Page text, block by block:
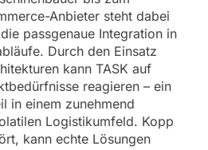
Anbieter steht dabei
passgenaue Integration in
Durch den Einsatz
kann TASK auf
reagieren – ein
in einem zunehmend
Logistikumfeld. Kopp
kann echte Lösungen